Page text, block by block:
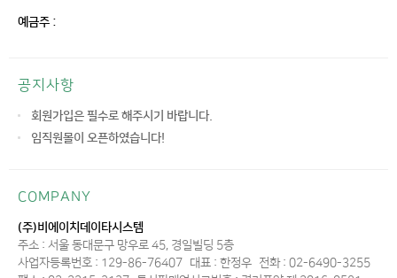
예금주 :
공지사항
회원가입은 필수로 해주시기 바랍니다.
임직원몰이 오픈하였습니다!
COMPANY
(주)비에이치데이타시스템
주소 : 서울 동대문구 망우로 45, 경일빌딩 5층
사업자등록번호 : 129-86-76407 대표 : 한정우 전화 : 02-6490-3255